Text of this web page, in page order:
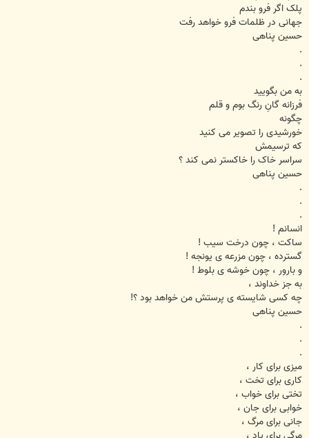
پلک اگر فرو بندم
جهانی در ظلمات فرو خواهد رفت
حسین پناهی
.
.
.
به من بگویید
فرزانه گانِ رنگ بوم و قلم
چگونه
خورشیدی را تصویر می کنید
که ترسیمش
سراسر خاک را خاکستر نمی کند ؟
حسین پناهی
.
.
.
انسانم !
ساکت ، چون درخت سیب !
گسترده ، چون مزرعه ی یونجه !
و بارور ، چون خوشه ی بلوط !
به جز خداوند ،
چه کسی شایسته ی پرستش من خواهد بود ؟!
حسین پناهی
.
.
.
میزی برای کار ،
کاری برای تخت ،
تختی برای خواب ،
خوابی برای جان ،
جانی برای مرگ ،